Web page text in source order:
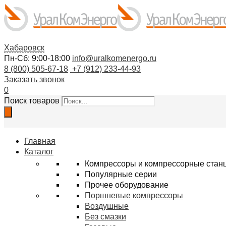
Хабаровск
Пн-Сб: 9:00-18:00 info@uralkomenergo.ru
8 (800) 505-67-18 +7 (912) 233-44-93
Заказать звонок
0
Поиск товаров
Главная
Каталог
Компрессоры и компрессорные
Популярные серии
Прочее оборудование
Поршневые компрессоры
Воздушные
Без смазки